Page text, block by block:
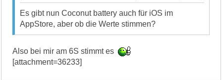
Es gibt nun Coconut battery auch für iOS im
AppStore, aber ob die Werte stimmen?
Also bei mir am 6S stimmt es
[attachment=36233]